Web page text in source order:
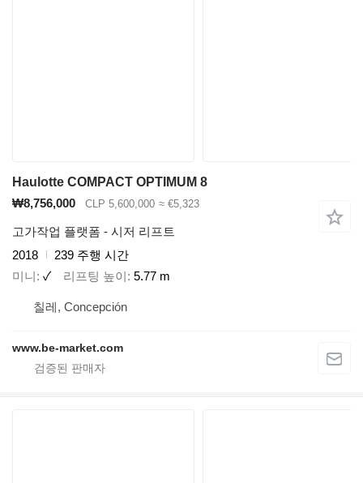
Haulotte COMPACT OPTIMUM 8
₩8,756,000
CLP 5,600,000 ≈ €5,323
고가작업 플랫폼 - 시저 리프트
2018
239 주행 시간
미니 ✓ 리프팅 높이 5.77 m
칠레, Concepción
www.be-market.com